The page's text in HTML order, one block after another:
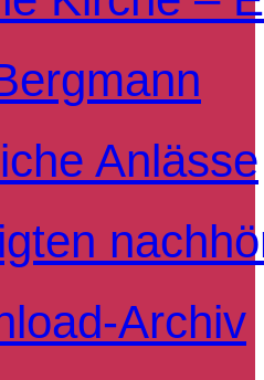
Anlässe
Archiv